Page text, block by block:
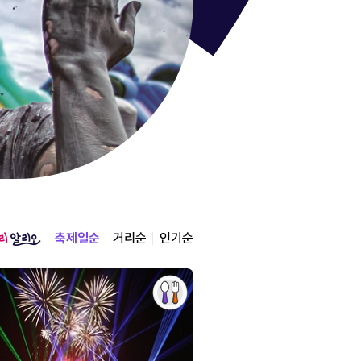
통영한
축제일순 거리순 인기순